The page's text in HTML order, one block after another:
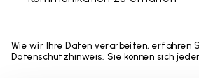
Wie wir Ihre Daten verarbeiten, erfahren
Datenschutzhinweis. Sie können sich